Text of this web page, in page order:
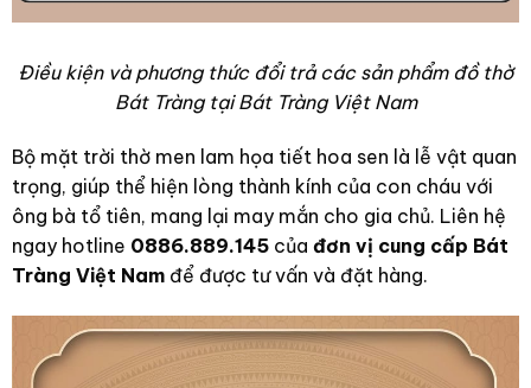
Điều kiện và phương thức đổi trả các sản phẩm đồ thờ
Bát Tràng tại Bát Tràng Việt Nam
Bộ mặt trời thờ men lam họa tiết hoa sen là lễ vật quan
trọng, giúp thể hiện lòng thành kính của con cháu với
ông bà tổ tiên, mang lại may mắn cho gia chủ. Liên hệ
ngay hotline 0886.889.145của đơn vị cung cấp Bát
Tràng Việt Namđể được tư vấn và đặt hàng.